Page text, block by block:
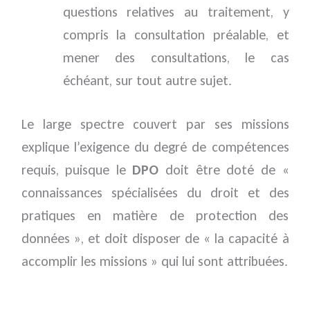
questions relatives au traitement, y
compris la consultation préalable, et
mener des consultations, le cas
échéant, sur tout autre sujet.
Le large spectre couvert par ses missions
explique l’exigence du degré de compétences
requis, puisque le DPO doit être doté de «
connaissances spécialisées du droit et des
pratiques en matière de protection des
données », et doit disposer de « la capacité à
accomplir les missions » qui lui sont attribuées.